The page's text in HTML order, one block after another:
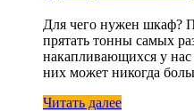
Для чего нужен шкаф?
прятать тонны самых
накапливающихся у
них может никогда
Читать далее